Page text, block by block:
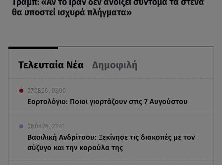
Τελευταία Νέα Δημοφιλή
07.08.26 , 03:00
Εορτολόγιο: Ποιοι γιορτάζουν στις 7 Αυγούστου
06.08.26 , 23:41
Βασιλική Ανδρίτσου: Ξεκίνησε τις διακοπές με τον
σύζυγο και την κορούλα της
Τραμπ: «Αν το Ιράν δεν ανοίξει σύντομα τα στενά
θα υποστεί ισχυρά πλήγματα»